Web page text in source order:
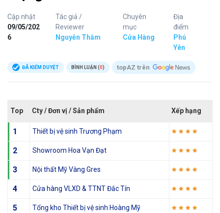
Cập nhật
09/05/202
6
Tác giả /
Reviewer
Nguyễn Thắm
Chuyên
mục
Cửa Hàng
Địa
điểm
Phú
Yên
ĐÃ KIỂM DUYỆT BÌNH LUẬN (0) topAZ trên
Top Cty / Đơn vị / Sản phẩm Xếp hạng
1 Thiết bị vệ sinh Trương Phạm
2 Showroom Hoa Vạn Đạt
3 Nội thất Mỹ Vàng Gres
4 Cửa hàng VLXD & TTNT Đắc Tín
5 Tổng kho Thiết bị vệ sinh Hoàng Mỹ